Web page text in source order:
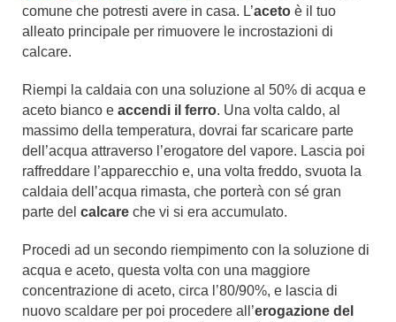
comune che potresti avere in casa. L’aceto è il tuo
alleato principale per rimuovere le incrostazioni di
calcare.
Riempi la caldaia con una soluzione al 50% di acqua e
aceto bianco e accendi il ferro. Una volta caldo, al
massimo della temperatura, dovrai far scaricare parte
dell’acqua attraverso l’erogatore del vapore. Lascia poi
raffreddare l’apparecchio e, una volta freddo, svuota la
caldaia dell’acqua rimasta, che porterà con sé gran
parte del calcare che vi si era accumulato.
Procedi ad un secondo riempimento con la soluzione di
acqua e aceto, questa volta con una maggiore
concentrazione di aceto, circa l’80/90%, e lascia di
nuovo scaldare per poi procedere all’erogazione del